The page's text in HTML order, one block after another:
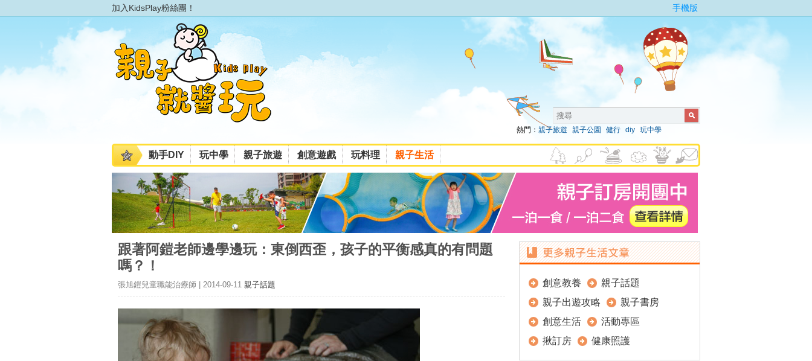
加入KidsPlay粉絲團！ 手機版
熱門： 親子旅遊 親子公園 健行 diy 玩中學
動手DIY 玩中學 親子旅遊 創意遊戲 玩料理 親子生活
跟著阿鎧老師邊學邊玩：東倒西歪，孩子的平衡感真的有問題
嗎？！
張旭鎧兒童職能治療師 | 2014-09-11 親子話題 創意教養
親子話題
親子出遊攻略
親子書房
創意生活
活動專區
揪訂房
健康照護